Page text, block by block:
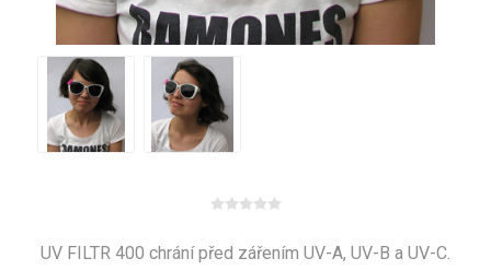
UV FILTR 400 chrání před zářením UV-A, UV-B a UV-C.